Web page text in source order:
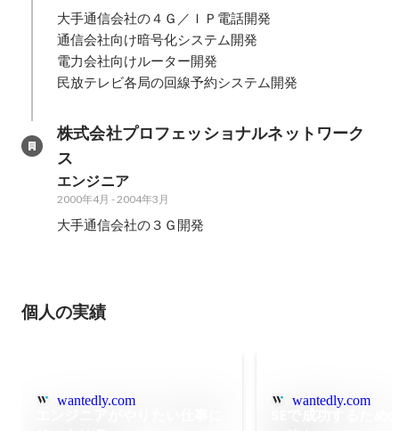
大手通信会社の４Ｇ／ＩＰ電話開発
通信会社向け暗号化システム開発
電力会社向けルーター開発
民放テレビ各局の回線予約システム開発
株式会社プロフェッショナルネットワーク
ス
エンジニア
2000年4月 - 2004年3月
大手通信会社の３Ｇ開発
個人の実績
wantedly.com wantedly.com